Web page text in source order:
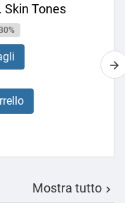
Skin Tones
Mostra tutto 